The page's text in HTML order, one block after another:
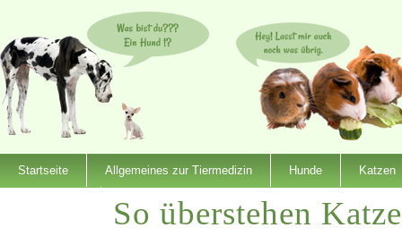
Startseite Allgemeines zur Tiermedizin Hunde Katzen
So überstehen